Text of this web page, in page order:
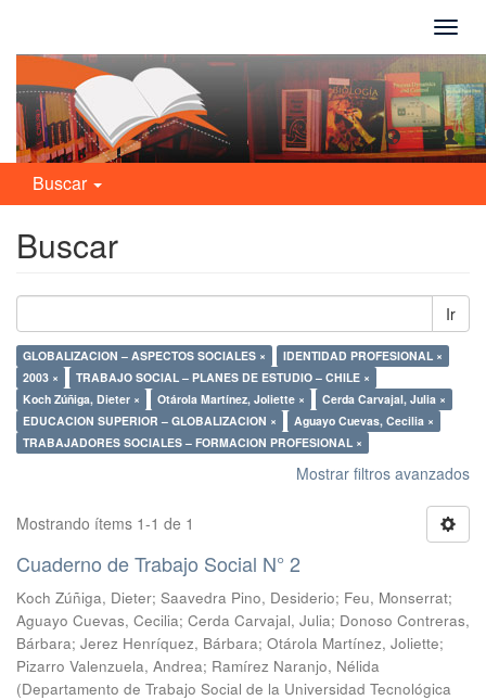
Buscar
Buscar
Ir
GLOBALIZACION – ASPECTOS SOCIALES ×
IDENTIDAD PROFESIONAL ×
2003 ×
TRABAJO SOCIAL – PLANES DE ESTUDIO – CHILE ×
Koch Zúñiga, Dieter ×
Otárola Martínez, Joliette ×
Cerda Carvajal, Julia ×
EDUCACION SUPERIOR – GLOBALIZACION ×
Aguayo Cuevas, Cecilia ×
TRABAJADORES SOCIALES – FORMACION PROFESIONAL ×
Mostrar filtros avanzados
Mostrando ítems 1-1 de 1
Cuaderno de Trabajo Social N° 2
Koch Zúñiga, Dieter; Saavedra Pino, Desiderio; Feu, Monserrat;
Aguayo Cuevas, Cecilia; Cerda Carvajal, Julia; Donoso Contreras,
Bárbara; Jerez Henríquez, Bárbara; Otárola Martínez, Joliette;
Pizarro Valenzuela, Andrea; Ramírez Naranjo, Nélida
(Departamento de Trabajo Social de la Universidad Tecnológica